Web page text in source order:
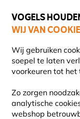
VOGELS
WIJ VAN
Wij gebruiken
soepel te laten
voorkeuren tot het
Zo zorgen
analytische
webshop